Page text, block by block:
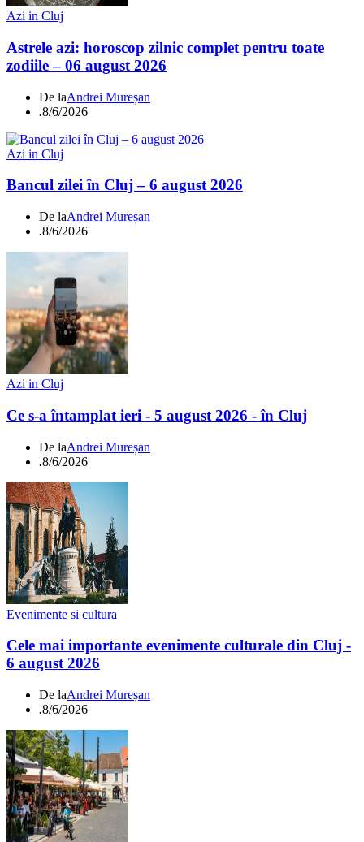
Azi in Cluj
Astrele azi: horoscop zilnic complet pentru toate
zodiile – 06 august 2026
De laAndrei Mureșan
.8/6/2026
Azi in Cluj
Bancul zilei în Cluj – 6 august 2026
De laAndrei Mureșan
.8/6/2026
Azi in Cluj
Ce s-a întamplat ieri - 5 august 2026 - în Cluj
De laAndrei Mureșan
.8/6/2026
Evenimente si cultura
Cele mai importante evenimente culturale din Cluj -
6 august 2026
De laAndrei Mureșan
.8/6/2026